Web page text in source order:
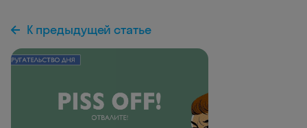
К предыдущей статье